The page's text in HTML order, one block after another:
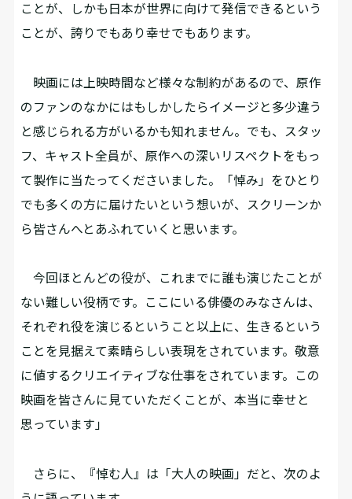
ことが、しかも日本が世界に向けて発信できるという
ことが、誇りでもあり幸せでもあります。
映画には上映時間など様々な制約があるので、原作
のファンのなかにはもしかしたらイメージと多少違う
と感じられる方がいるかも知れません。でも、スタッ
フ、キャスト全員が、原作への深いリスペクトをもっ
て製作に当たってくださいました。「悼み」をひとり
でも多くの方に届けたいという想いが、スクリーンか
ら皆さんへとあふれていくと思います。
今回ほとんどの役が、これまでに誰も演じたことが
ない難しい役柄です。ここにいる俳優のみなさんは、
それぞれ役を演じるということ以上に、生きるという
ことを見据えて素晴らしい表現をされています。敬意
に値するクリエイティブな仕事をされています。この
映画を皆さんに見ていただくことが、本当に幸せと
思っています」
さらに、『悼む人』は「大人の映画」だと、次のよ